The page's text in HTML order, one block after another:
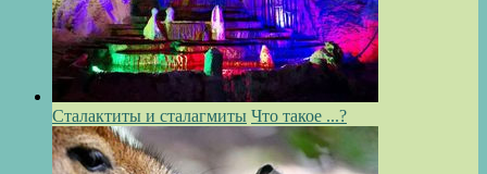
Сталактиты и сталагмиты Что такое ...?